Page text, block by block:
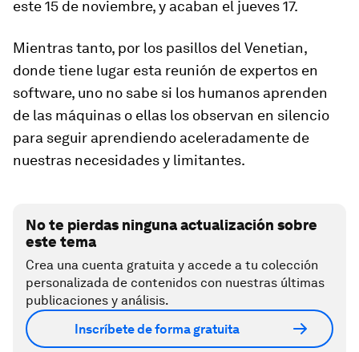
este 15 de noviembre, y acaban el jueves 17.
Mientras tanto, por los pasillos del Venetian,
donde tiene lugar esta reunión de expertos en
software, uno no sabe si los humanos aprenden
de las máquinas o ellas los observan en silencio
para seguir aprendiendo aceleradamente de
nuestras necesidades y limitantes.
No te pierdas ninguna actualización sobre
este tema
Crea una cuenta gratuita y accede a tu colección
personalizada de contenidos con nuestras últimas
publicaciones y análisis.
Inscríbete de forma gratuita